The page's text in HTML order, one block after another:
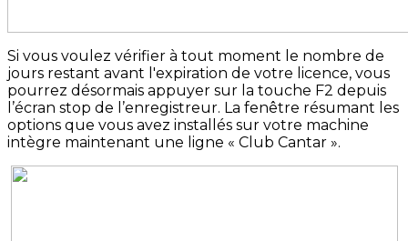
Si vous voulez vérifier à tout moment le nombre de
jours restant avant l'expiration de votre licence, vous
pourrez désormais appuyer sur la touche F2 depuis
l’écran stop de l’enregistreur. La fenêtre résumant les
options que vous avez installés sur votre machine
intègre maintenant une ligne « Club Cantar ».